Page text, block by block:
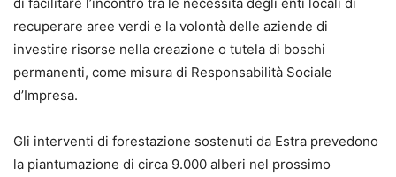
recuperare aree verdi e la volontà delle aziende di
investire risorse nella creazione o tutela di boschi
permanenti, come misura di Responsabilità Sociale
d’Impresa.
Gli interventi di forestazione sostenuti da Estra prevedono
la piantumazione di circa 9.000 alberi nel prossimo